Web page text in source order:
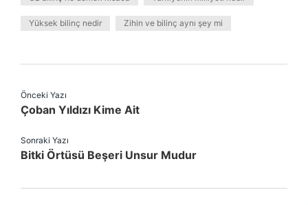
Yüksek bilinç nedir Zihin ve bilinç aynı şey mi
Önceki Yazı
Çoban Yıldızı Kime Ait
Sonraki Yazı
Bitki Örtüsü Beşeri Unsur Mudur